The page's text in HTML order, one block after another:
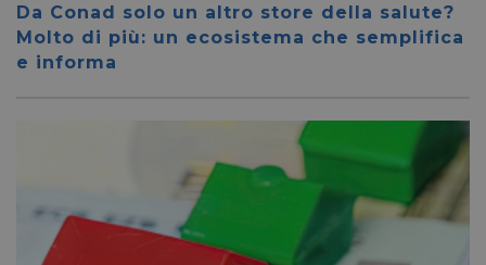
Da Conad solo un altro store della salute?
Molto di più: un ecosistema che semplifica
e informa
Marketing Non classificati
I cookie necessari contribuiscono a rendere fruibile il